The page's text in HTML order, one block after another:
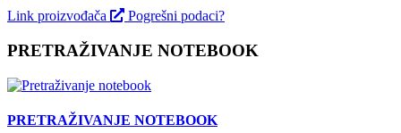
Link proizvođača Pogrešni podaci?
PRETRAŽIVANJE NOTEBOOK
PRETRAŽIVANJE NOTEBOOK